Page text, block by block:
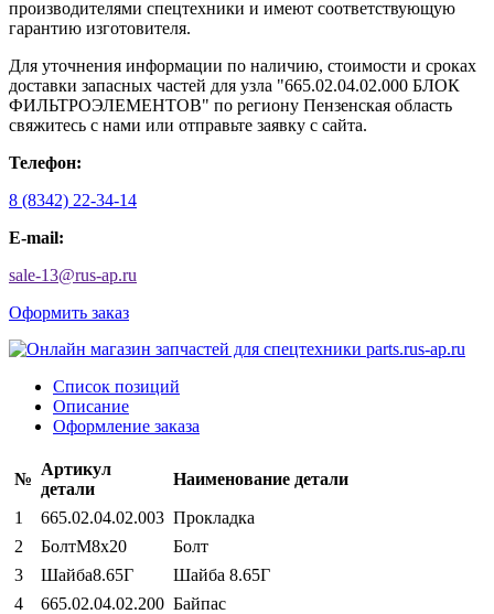
производителями спецтехники и имеют соответствующую
гарантию изготовителя.
Для уточнения информации по наличию, стоимости и сроках
доставки запасных частей для узла "665.02.04.02.000 БЛОК
ФИЛЬТРОЭЛЕМЕНТОВ" по региону Пензенская область
свяжитесь с нами или отправьте заявку с сайта.
Телефон:
8 (8342) 22-34-14
E-mail:
sale-13@rus-ap.ru
Оформить заказ
Список позиций
Описание
Оформление заказа
№
Артикул
детали
Наименование детали
1 665.02.04.02.003 Прокладка
2
БолтМ8х20
Болт
3
Шайба8.65Г
Шайба 8.65Г
4
665.02.04.02.200 Байпас